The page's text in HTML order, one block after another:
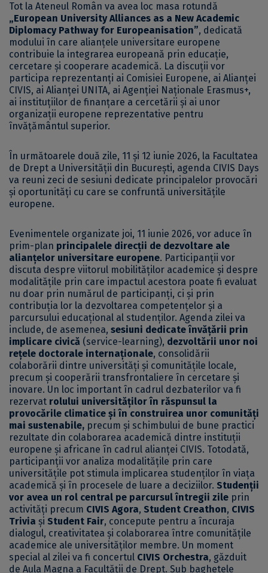
Tot la Ateneul Român va avea loc masa rotundă
„European University Alliances as a New Academic
Diplomacy Pathway for Europeanisation”, dedicată
modului în care alianțele universitare europene
contribuie la integrarea europeană prin educație,
cercetare și cooperare academică. La discuții vor
participa reprezentanți ai Comisiei Europene, ai Alianței
CIVIS, ai Alianței UNITA, ai Agenției Naționale Erasmus+,
ai instituțiilor de finanțare a cercetării și ai unor
organizații europene reprezentative pentru
învățământul superior.
În următoarele două zile, 11 și 12 iunie 2026, la Facultatea
de Drept a Universității din București, agenda CIVIS Days
va reuni zeci de sesiuni dedicate principalelor provocări
și oportunități cu care se confruntă universitățile
europene.
Evenimentele organizate joi, 11 iunie 2026, vor aduce în
prim-plan principalele direcții de dezvoltare ale
alianțelor universitare europene. Participanții vor
discuta despre viitorul mobilităților academice și despre
modalitățile prin care impactul acestora poate fi evaluat
nu doar prin numărul de participanți, ci și prin
contribuția lor la dezvoltarea competențelor și a
parcursului educațional al studenților. Agenda zilei va
include, de asemenea, sesiuni dedicate învățării prin
implicare civică (service-learning), dezvoltării unor noi
rețele doctorale internaționale, consolidării
colaborării dintre universități și comunitățile locale,
precum și cooperării transfrontaliere în cercetare și
inovare. Un loc important în cadrul dezbaterilor va fi
rezervat rolului universităților în răspunsul la
provocările climatice și în construirea unor comunități
mai sustenabile, precum și schimbului de bune practici
rezultate din colaborarea academică dintre instituții
europene și africane în cadrul alianței CIVIS. Totodată,
participanții vor analiza modalitățile prin care
universitățile pot stimula implicarea studenților în viața
academică și în procesele de luare a deciziilor. Studenții
vor avea un rol central pe parcursul întregii zile prin
activități precum CIVIS Agora, Student Creathon, CIVIS
Trivia și Student Fair, concepute pentru a încuraja
dialogul, creativitatea și colaborarea între comunitățile
academice ale universităților membre. Un moment
special al zilei va fi concertul CIVIS Orchestra, găzduit
de Aula Magna a Facultății de Drept. Sub baghetele